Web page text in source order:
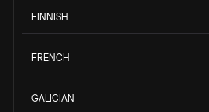
FINNISH
FRENCH
GALICIAN